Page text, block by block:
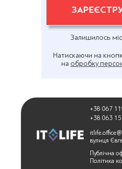
Залишилось
Натискаючи на
на обробку
Публічна
Політика
+38 067
+38 063
вулиця